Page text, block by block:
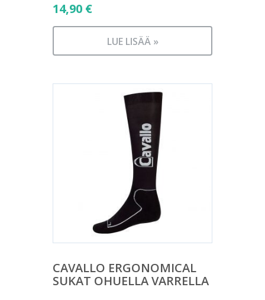
14,90 €
LUE LISÄÄ »
CAVALLO ERGONOMICAL
SUKAT OHUELLA VARRELLA